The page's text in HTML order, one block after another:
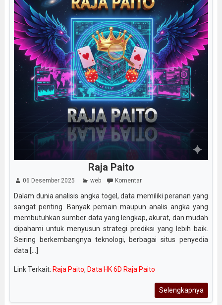
Raja Paito
06 Desember 2025 web Komentar
Dalam dunia analisis angka togel, data memiliki peranan yang
sangat penting. Banyak pemain maupun analis angka yang
membutuhkan sumber data yang lengkap, akurat, dan mudah
dipahami untuk menyusun strategi prediksi yang lebih baik.
Seiring berkembangnya teknologi, berbagai situs penyedia
data [...]
Link Terkait: Raja Paito, Data HK 6D Raja Paito
Selengkapnya